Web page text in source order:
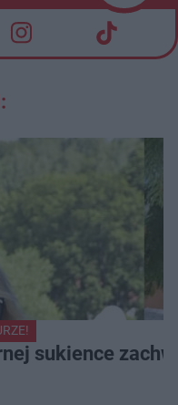
sukience